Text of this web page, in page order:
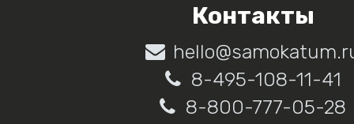
Контакты
8-495-108-11-41
8-800-777-05-28